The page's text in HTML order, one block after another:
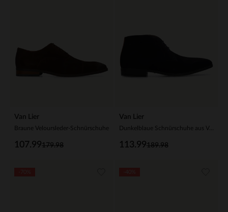
Van Lier
Braune Veloursleder-Schnürschuhe
179.98
107.99
Van Lier
Dunkelblaue Schnürschuhe aus Veloursleder
189.98
113.99